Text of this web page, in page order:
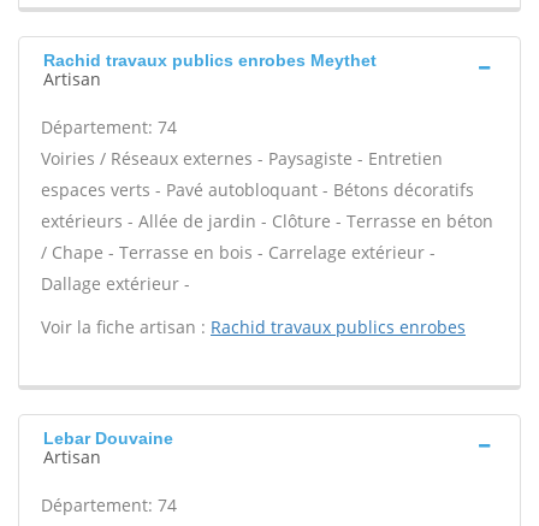
Rachid travaux publics enrobes Meythet
Artisan
Département: 74
Voiries / Réseaux externes - Paysagiste - Entretien
espaces verts - Pavé autobloquant - Bétons décoratifs
extérieurs - Allée de jardin - Clôture - Terrasse en béton
/ Chape - Terrasse en bois - Carrelage extérieur -
Dallage extérieur -
Voir la fiche artisan : Rachid travaux publics enrobes
Lebar Douvaine
Artisan
Département: 74